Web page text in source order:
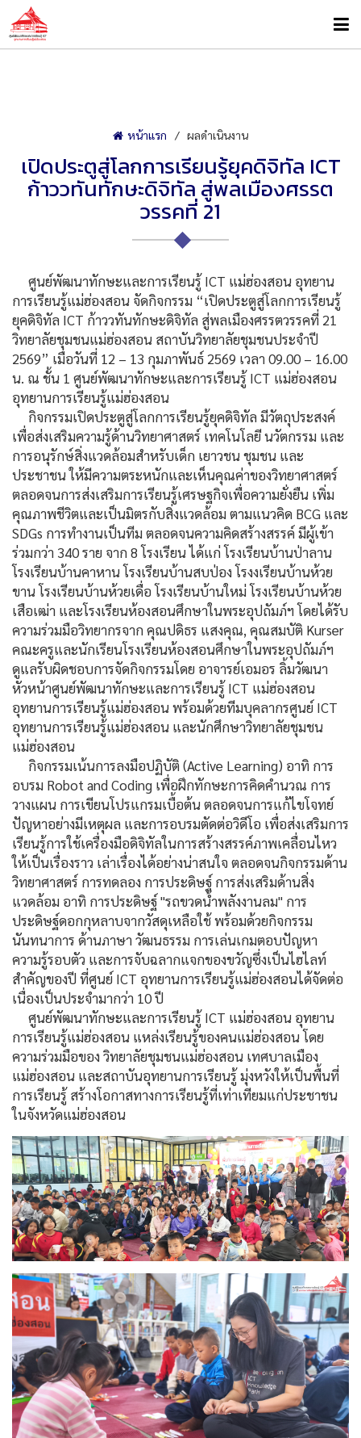
หน้าแรก ผลดำเนินงาน
เปิดประตูสู่โลกการเรียนรู้ยุคดิจิทัล ICT
ก้าววทันทักษะดิจิทัล สู่พลเมืองศรรต
วรรคที่ 21
ศูนย์พัฒนาทักษะและการเรียนรู้ ICT แม่ฮ่องสอน อุทยาน
การเรียนรู้แม่ฮ่องสอน จัดกิจกรรม “เปิดประตูสู่โลกการเรียนรู้
ยุคดิจิทัล ICT ก้าววทันทักษะดิจิทัล สู่พลเมืองศรรตวรรคที่ 21
วิทยาลัยชุมชนแม่ฮ่องสอน สถาบันวิทยาลัยชุมชนประจำปี
2569” เมื่อวันที่ 12 – 13 กุมภาพันธ์ 2569 เวลา 09.00 – 16.00
น. ณ ชั้น 1 ศูนย์พัฒนาทักษะและการเรียนรู้ ICT แม่ฮ่องสอน
อุทยานการเรียนรู้แม่ฮ่องสอน
กิจกรรมเปิดประตูสู่โลกการเรียนรู้ยุคดิจิทัล มีวัตถุประสงค์
เพื่อส่งเสริมความรู้ด้านวิทยาศาสตร์ เทคโนโลยี นวัตกรรม และ
การอนุรักษ์สิ่งแวดล้อมสำหรับเด็ก เยาวชน ชุมชน และ
ประชาชน ให้มีความตระหนักและเห็นคุณค่าของวิทยาศาสตร์
ตลอดจนการส่งเสริมการเรียนรู้เศรษฐกิจเพื่อความยั่งยืน เพิ่ม
คุณภาพชีวิตและเป็นมิตรกับสิ่งแวดล้อม ตามแนวคิด BCG และ
SDGs การทำงานเป็นทีม ตลอดจนความคิดสร้างสรรค์ มีผู้เข้า
ร่วมกว่า 340 ราย จาก 8 โรงเรียน ได้แก่ โรงเรียนบ้านป่าลาน
โรงเรียนบ้านคาหาน โรงเรียนบ้านสบป่อง โรงงเรียนบ้านห้วย
ขาน โรงเรียนบ้านห้วยเดื่อ โรงเรียนบ้านใหม่ โรงเรียนบ้านห้วย
เสือเฒ่า และโรงเรียนห้องสอนศึกษาในพระอุปถัมภ์ฯ โดยได้รับ
ความร่วมมือวิทยากรจาก คุณปดิธร แสงคุณ, คุณสมบัติ Kurser
คณะครูและนักเรียนโรงเรียนห้องสอนศึกษาในพระอุปถัมภ์ฯ
ดูแลรับผิดชอบการจัดกิจกรรมโดย อาจารย์เอมอร ลิ้มวัฒนา
หัวหน้าศูนย์พัฒนาทักษะและการเรียนรู้ ICT แม่ฮ่องสอน
อุทยานการเรียนรู้แม่ฮ่องสอน พร้อมด้วยทีมบุคลากรศูนย์ ICT
อุทยานการเรียนรู้แม่ฮ่องสอน และนักศึกษาวิทยาลัยชุมชน
แม่ฮ่องสอน
กิจกรรมเน้นการลงมือปฏิบัติ (Active Learning) อาทิ การ
อบรม Robot and Coding เพื่อฝึกทักษะการคิดคำนวณ การ
วางแผน การเขียนโปรแกรมเบื้อต้น ตลอดจนการแก้ไขโจทย์
ปัญหาอย่างมีเหตุผล และการอบรมตัดต่อวิดีโอ เพื่อส่งเสริมการ
เรียนรู้การใช้เครื่องมือดิจิทัลในการสร้างสรรค์ภาพเคลื่อนไหว
ให้เป็นเรื่องราว เล่าเรื่องได้อย่างน่าสนใจ ตลอดจนกิจกรรมด้าน
วิทยาศาสตร์ การทดลอง การประดิษฐ์ การส่งเสริมด้านสิ่ง
แวดล้อม อาทิ การประดิษฐ์ "รถขวดน้ำพลังงานลม" การ
ประดิษฐ์ดอกกุหลาบจากวัสดุเหลือใช้ พร้อมด้วยกิจกรรม
นันทนาการ ด้านภาษา วัฒนธรรม การเล่นเกมตอบปัญหา
ความรู้รอบตัว และการจับฉลากแจกของขวัญซึ่งเป็นไฮไลท์
สำคัญของปี ที่ศูนย์ ICT อุทยานการเรียนรู้แม่ฮ่องสอนได้จัดต่อ
เนื่องเป็นประจำมากว่า 10 ปี
ศูนย์พัฒนาทักษะและการเรียนรู้ ICT แม่ฮ่องสอน อุทยาน
การเรียนรู้แม่ฮ่องสอน แหล่งเรียนรู้ของคนแม่ฮ่องสอน โดย
ความร่วมมือของ วิทยาลัยชุมชนแม่ฮ่องสอน เทศบาลเมือง
แม่ฮ่องสอน และสถาบันอุทยานการเรียนรู้ มุ่งหวังให้เป็นพื้นที่
การเรียนรู้ สร้างโอกาสทางการเรียนรู้ที่เท่าเทียมแก่ประชาชน
ในจังหวัดแม่ฮ่องสอน